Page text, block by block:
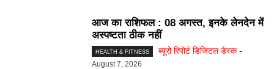
आज का राशिफल : 08 अगस्त, इनके लेनदेन में
अस्पष्टता ठीक नहीं
HEALTH & FITNESS ब्यूरो रिपोर्ट डिजिटल डेस्क -
August 7, 2026